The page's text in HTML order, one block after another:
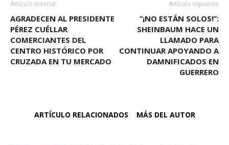
Artículo anterior
AGRADECEN AL PRESIDENTE
PÉREZ CUÉLLAR
COMERCIANTES DEL
CENTRO HISTÓRICO POR
CRUZADA EN TU MERCADO
Artículo siguiente
’’¡NO ESTÁN SOLOS!’’:
SHEINBAUM HACE UN
LLAMADO PARA
CONTINUAR APOYANDO A
DAMNIFICADOS EN
GUERRERO
ARTÍCULO RELACIONADOS MÁS DEL AUTOR